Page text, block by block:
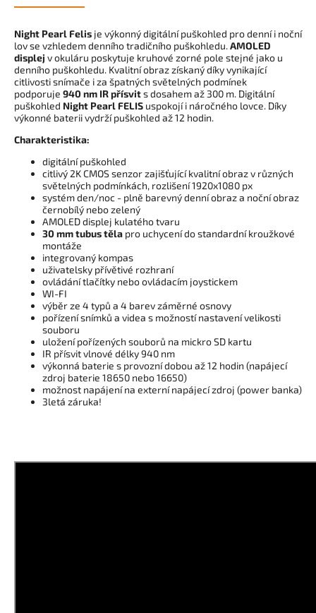
Night Pearl Felis je výkonný digitální puškohled pro denní i noční
lov se vzhledem denního tradičního puškohledu.AMOLED
displej v okuláru poskytuje kruhové zorné pole stejné jako u
denního puškohledu. Kvalitní obraz získaný díky vynikající
citlivosti snímače i za špatných světelných podmínek
podporuje 940 nm IR přísvits dosahem až 300 m. Digitální
puškohled Night Pearl FELIS uspokojí i náročného lovce. Díky
výkonné baterii vydrží puškohled až 12 hodin.
Charakteristika:
digitální puškohled
citlivý 2K CMOS senzor zajišťující kvalitní obraz v různých
světelných podmínkách, rozlišení 1920x1080 px
systém den/noc - plně barevný denní obraz a noční obraz
černobílý nebo zelený
AMOLED displej kulatého tvaru
30 mm tubus těla pro uchycení do standardní kroužkové
montáže
integrovaný kompas
uživatelsky přívětivé rozhraní
ovládání tlačítky nebo ovládacím joystickem
WI-FI
výběr ze 4 typů a 4 barev záměrné osnovy
pořízení snímků a videa s možností nastavení velikosti
souboru
uložení pořízených souborů na mickro SD kartu
IR přísvit vlnové délky 940 nm
výkonná baterie s provozní dobou až 12 hodin (napájecí
zdroj baterie 18650 nebo 16650)
možnost napájení na externí napájecí zdroj (power banka)
3letá záruka!